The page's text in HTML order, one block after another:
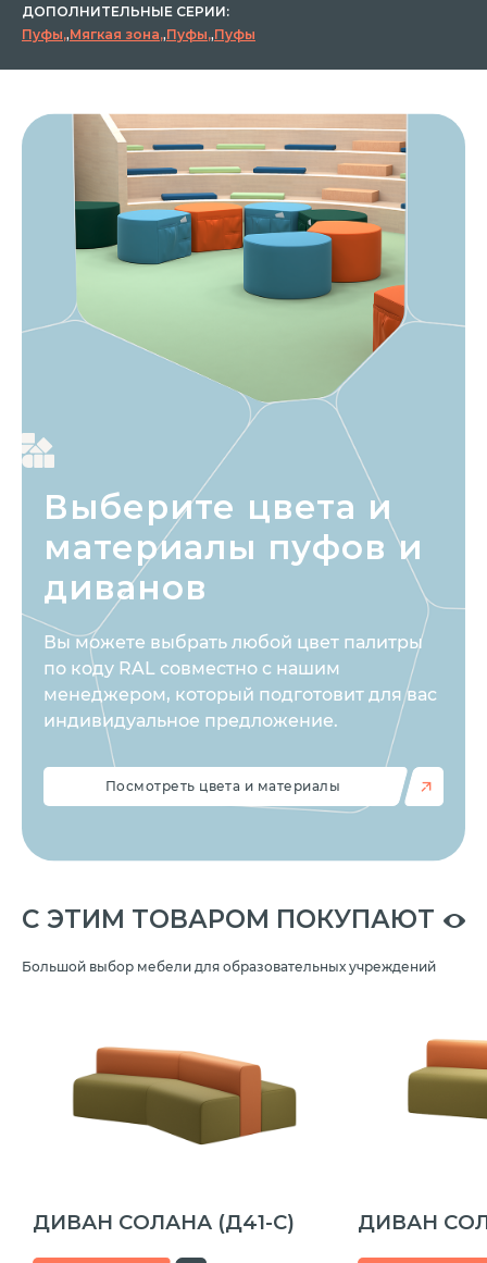
ДОПОЛНИТЕЛЬНЫЕ СЕРИИ:
Пуфы ,Мягкая зона ,Пуфы ,Пуфы
Выберите цвета и
материалы пуфов и
диванов
Вы можете выбрать любой цвет палитры
по коду RAL совместно с нашим
менеджером, который подготовит для вас
индивидуальное предложение.
Посмотреть цвета и материалы
C ЭТИМ ТОВАРОМ ПОКУПАЮТ
Большой выбор мебели для образовательных учреждений
ДИВАН СОЛАНА (Д41-С) ДИВАН